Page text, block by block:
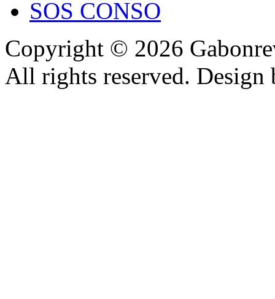
SOS CONSO
Copyright © 2026
All rights reserved.